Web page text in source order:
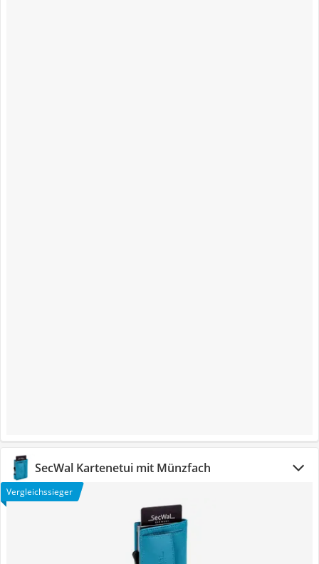
SecWal Kartenetui mit Münzfach
Vergleichssieger